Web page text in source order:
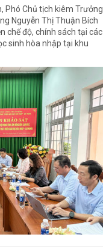
Phó Chủ tịch kiêm Trưởng
Nguyễn Thị Thuận Bích
chế độ, chính sách tại các
sinh hòa nhập tại khu